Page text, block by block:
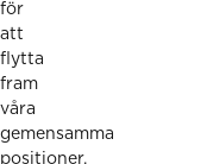
för
att
flytta
fram
våra
gemensamma
positioner.